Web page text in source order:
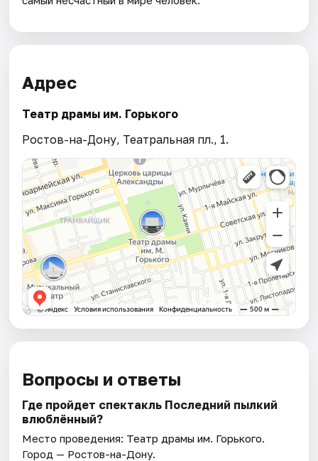
Адрес
Театр драмы им. Горького
Ростов-на-Дону, Театральная пл., 1.
Вопросы и ответы
Где пройдет спектакль Последний пылкий
влюблённый?
Место проведения: Театр драмы им. Горького.
Город — Ростов-на-Дону.